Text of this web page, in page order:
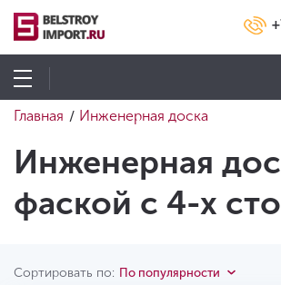
Главная / Инженерная доска
Инженерная
фаской с 4-х
Сортировать по: По популярности